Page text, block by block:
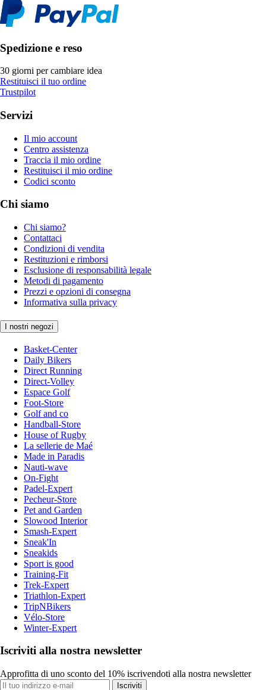
Spedizione e reso
30 giorni per cambiare idea
Restituisci il tuo ordine
Trustpilot
Servizi
Il mio account
Centro assistenza
Traccia il mio ordine
Restituisci il mio ordine
Codici sconto
Chi siamo
Chi siamo?
Contattaci
Condizioni di vendita
Restituzioni e rimborsi
Esclusione di responsabilità legale
Metodi di pagamento
Prezzi e opzioni di consegna
Informativa sulla privacy
I nostri negozi
Basket-Center
Daily Bikers
Direct Running
Direct-Volley
Espace Golf
Foot-Store
Golf and co
Handball-Store
House of Rugby
La sellerie de Maé
Made in Paradis
Nauti-wave
On-Fight
Padel-Expert
Pecheur-Store
Pet and Garden
Slowood Interior
Smash-Expert
Sneak'In
Sneakids
Sport is good
Training-Fit
Trek-Expert
Triathlon-Expert
TripNBikers
Vélo-Store
Winter-Expert
Iscriviti alla nostra newsletter
Approfitta di uno sconto del 10% iscrivendoti alla nostra newsletter
Iscriviti